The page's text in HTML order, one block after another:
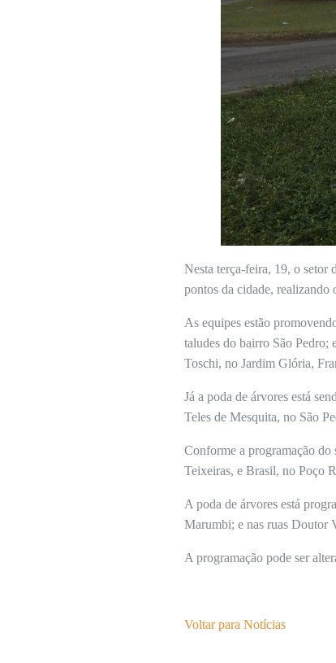
Nesta terça-feira, 19, o setor
pontos da cidade, realizando
As equipes estão
taludes do bairro São Pedro;
Toschi, no Jardim Glória,
Já a poda de árvores está
Teles de Mesquita, no São
Conforme a programação do
Teixeiras, e Brasil, no Poço
A poda de árvores está
Marumbi; e nas ruas Doutor
A programação pode ser
Voltar para Notícias